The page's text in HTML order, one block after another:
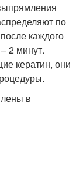
по
каждого
2 минут.
кератин, они
в